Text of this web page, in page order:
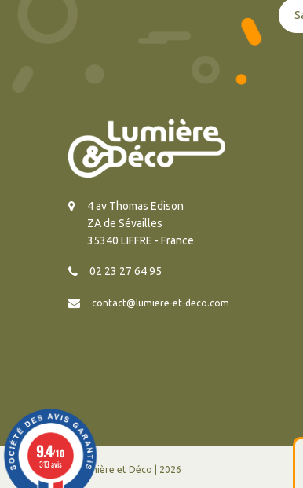
4 av Thomas Edison
ZA de Sévailles
35340 LIFFRE - France
02 23 27 64 95
contact@lumiere-et-deco.com
© Lumière et Déco | 2026
9.4/10
313 avis